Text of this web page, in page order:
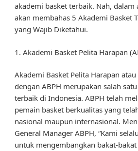
akademi basket terbaik. Nah,
akan membahas 5 Akademi Basket
yang Wajib Diketahui.
1. Akademi Basket Pelita Harapan
Akademi Basket Pelita Harapan
dengan ABPH merupakan salah
terbaik di Indonesia. ABPH telah
pemain basket berkualitas yang
nasional maupun internasional.
General Manager ABPH, “Kami
untuk mengembangkan bakat-